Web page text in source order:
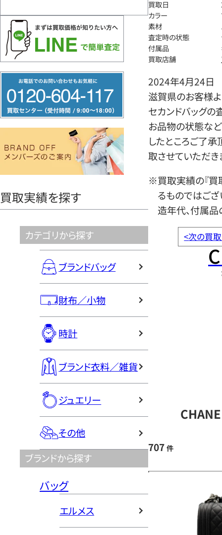
リ
ー
ヤ
買取実績を探す
カテゴリから探す
ブランドバッグ
財布／小物
時計
ブランド衣料／雑貨
ジュエリー
その他
ブランドから探す
バッグ
エルメス
買取日
カラー
素材
査定時の状態
付属品
買取店舗
2024年4月24日
滋賀県のお客様
セカンドバッグの
お品物の状態など
したところご了
取させていただき
※買取実績の『買
るものではござ
造年代、付属品
<次の買
707 件